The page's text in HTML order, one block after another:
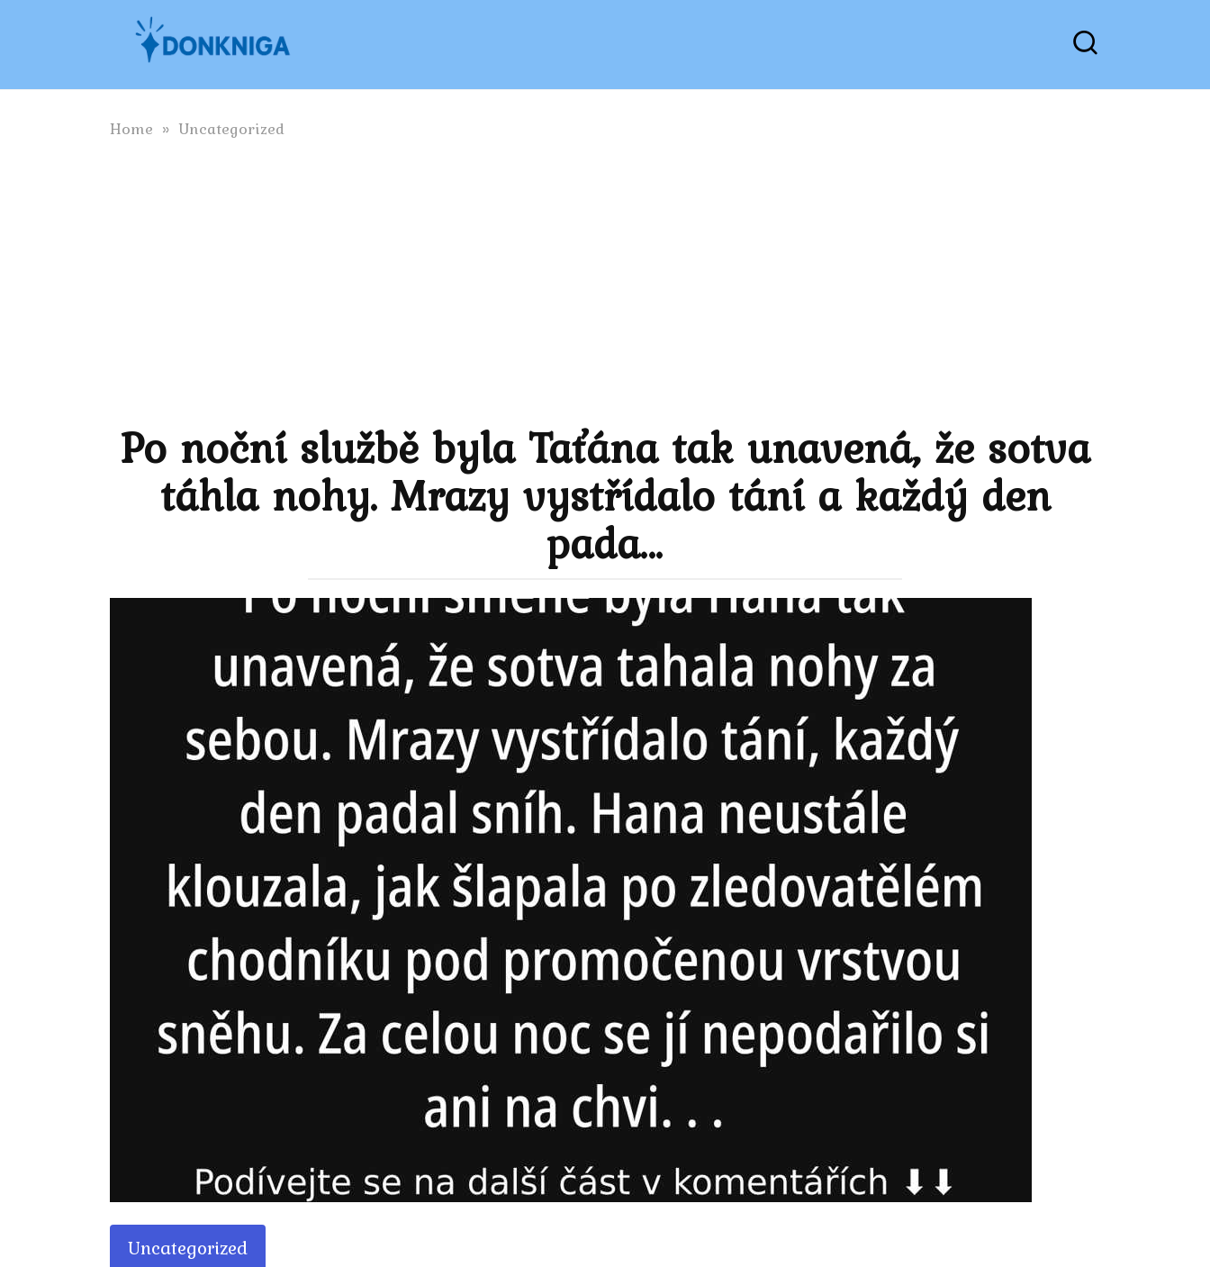
Home » Uncategorized
Po noční službě byla Taťána tak unavená, že sotva
táhla nohy. Mrazy vystřídalo tání a každý den
pada…
Uncategorized